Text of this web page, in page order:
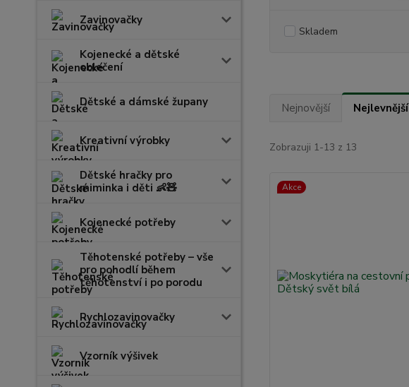
Zavinovačky
Kojenecké a dětské
oblečení
Dětské a dámské župany
Kreativní výrobky
Dětské hračky pro
miminka i děti 👶🧸
Kojenecké potřeby
Těhotenské potřeby – vše
pro pohodlí během
těhotenství i po porodu
Rychlozavinovačky
Vzorník výšivek
Skladem
Nejnovější Nejlevnější
Zobrazuji 1-13 z 13
Akce